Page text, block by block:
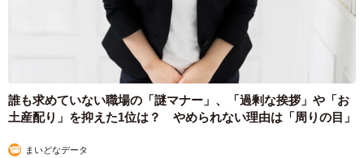
誰も求めていない職場の「謎マナー」、「過剰な挨拶」や「お
土産配り」を抑えた1位は？ やめられない理由は「周りの目」
まいどなデータ